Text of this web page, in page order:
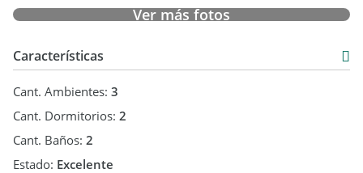
Ver más fotos
Características
Cant. Ambientes: 3
Cant. Dormitorios: 2
Cant. Baños: 2
Estado: Excelente